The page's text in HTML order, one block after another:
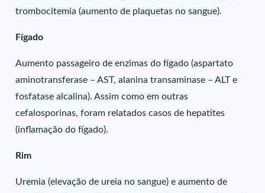
trombocitemia (aumento de plaquetas no sangue).
Fígado
Aumento passageiro de enzimas do fígado (aspartato
aminotransferase – AST, alanina transaminase – ALT e
fosfatase alcalina). Assim como em outras
cefalosporinas, foram relatados casos de hepatites
(inflamação do fígado).
Rim
Uremia (elevação de ureia no sangue) e aumento de